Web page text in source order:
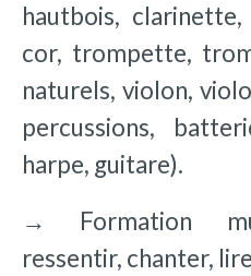
hautbois, clarinette,
cor, trompette,
naturels, violon,
percussions,
harpe, guitare).
→
Formation
ressentir, chanter,